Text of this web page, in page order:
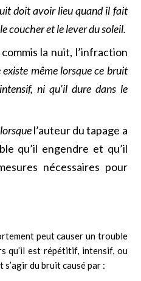
doit avoir lieu quand il fait
coucher et le lever du soleil.
la nuit, l’infraction
même lorsque ce bruit
ni qu’il dure dans le
l’auteur du tapage a
qu’il engendre et qu’il
nécessaires pour
peut causer un trouble
qu’il est répétitif, intensif, ou
s’agir du bruit causé par :